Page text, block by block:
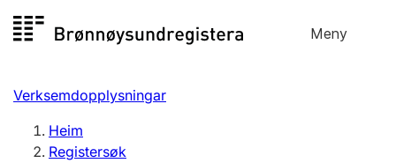
til
Meny
Registersøk
Aksjeselskap
Verksemdopplysningar
Heim
Registersøk